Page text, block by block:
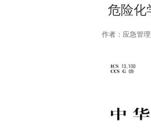
危险化
作者：应急管